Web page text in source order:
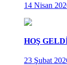
14 Nisan
HOŞ
23 Şubat